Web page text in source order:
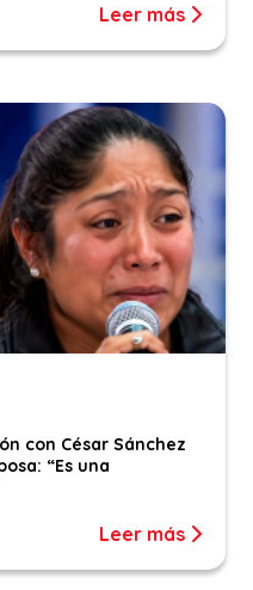
Leer más
con César Sánchez
“Es una
Leer más